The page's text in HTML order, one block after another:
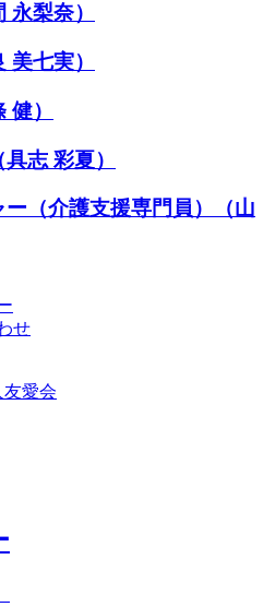
梨奈）
七実）
）
志 彩夏）
（介護支援専門員）（山
せ